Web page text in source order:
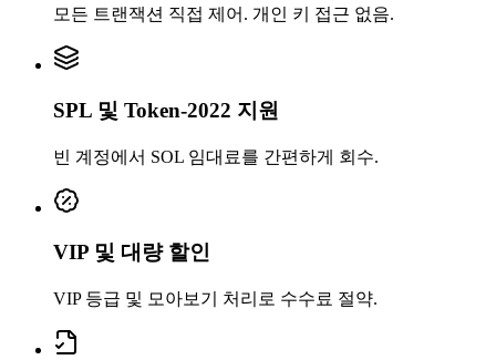
gdcpMWHqwF
0.001991
모든 트랜잭션 직접 제어. 개인 키 접근 없음.
SPL 및 Token-2022 지원
빈 계정에서 SOL 임대료를 간편하게 회수.
VIP 및 대량 할인
VIP 등급 및 모아보기 처리로 수수료 절약.